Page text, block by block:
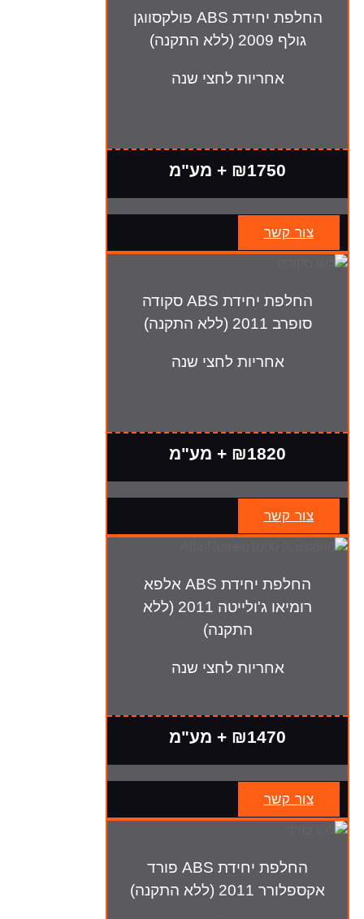
החלפת יחידת ABS פולקסווגן
גולף 2009 (ללא התקנה)
אחריות לחצי שנה
₪1750 + מע"מ
צור קשר
החלפת יחידת ABS סקודה
סופרב 2011 (ללא התקנה)
אחריות לחצי שנה
₪1820 + מע"מ
צור קשר
החלפת יחידת ABS אלפא
רומיאו ג'ולייטה 2011 (ללא
התקנה)
אחריות לחצי שנה
₪1470 + מע"מ
צור קשר
החלפת יחידת ABS פורד
אקספלורר 2011 (ללא התקנה)